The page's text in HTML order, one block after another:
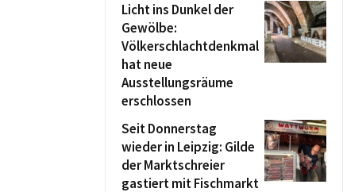
Licht ins Dunkel der
Gewölbe:
Völkerschlachtdenkmal
hat neue
Ausstellungsräume
erschlossen
Seit Donnerstag
wieder in Leipzig: Gilde
der Marktschreier
gastiert mit Fischmarkt